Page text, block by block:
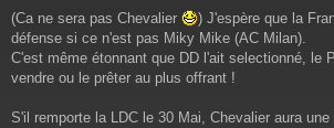
(Ca ne sera pas Chevalier
) J'espère que la
défense si ce n'est pas Miky Mike (AC Milan).
C'est même étonnant que DD l'ait selectionné, le
vendre ou le prêter au plus offrant !
S'il remporte la LDC le 30 Mai, Chevalier aura